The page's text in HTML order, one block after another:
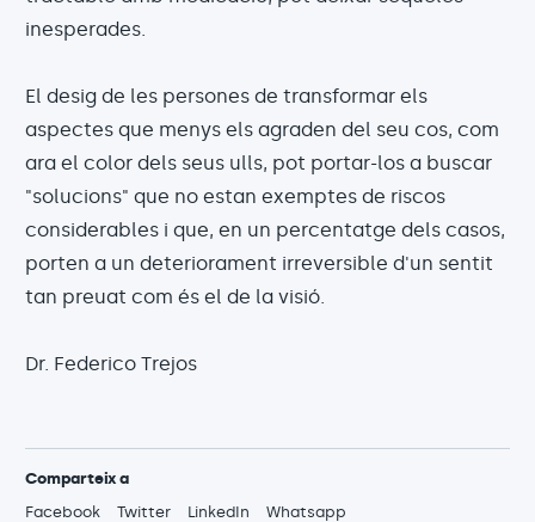
inesperades.
El desig de les persones de transformar els
aspectes que menys els agraden del seu cos, com
ara el color dels seus ulls, pot portar-los a buscar
"solucions" que no estan exemptes de riscos
considerables i que, en un percentatge dels casos,
porten a un deteriorament irreversible d'un sentit
tan preuat com és el de la visió.
Dr. Federico Trejos
Comparteix a
Facebook
Twitter LinkedIn Whatsapp